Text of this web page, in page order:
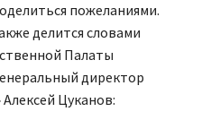
пожеланиями.
делится словами
Палаты
директор
Цуканов: